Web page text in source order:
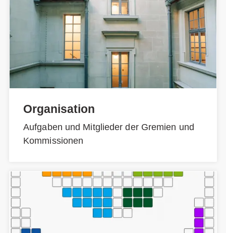
Organisation
Aufgaben und Mitglieder der Gremien und
Kommissionen